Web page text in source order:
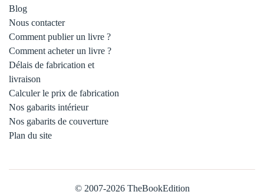
Blog
Nous contacter
Comment publier un livre ?
Comment acheter un livre ?
Délais de fabrication et
livraison
Calculer le prix de fabrication
Nos gabarits intérieur
Nos gabarits de couverture
Plan du site
© 2007-2026 TheBookEdition